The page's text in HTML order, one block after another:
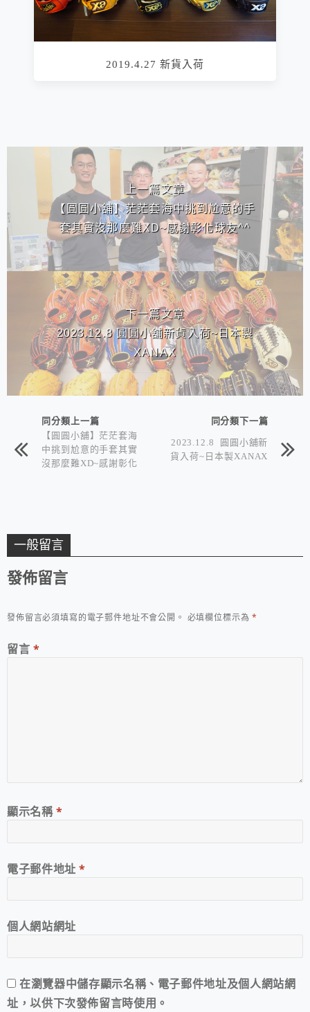
2019.4.27 新貨入荷
相連文章
上一篇文章
【圓圓小舖】茫茫套海中挑到尬意的手
套其實沒那麼難XD~感謝彰化球友^^
下一篇文章
2023.12.8 圓圓小舖新貨入荷~日本製
XANAX
同分類上一篇
【圓圓小舖】茫茫套海
中挑到尬意的手套其實
沒那麼難XD~感謝彰化
同分類下一篇
2023.12.8 圓圓小舖新
貨入荷~日本製XANAX
一般留言
發佈留言
發佈留言必須填寫的電子郵件地址不會公開。 必填欄位標示為*
留言 *
顯示名稱*
電子郵件地址*
個人網站網址
在瀏覽器中儲存顯示名稱、電子郵件地址及個人網站網
址，以供下次發佈留言時使用。